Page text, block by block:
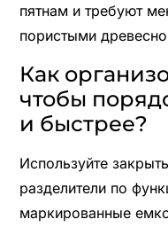
пятнам и требуют
пористыми
Как
чтобы
и быстрее?
Используйте
разделители по
маркированные